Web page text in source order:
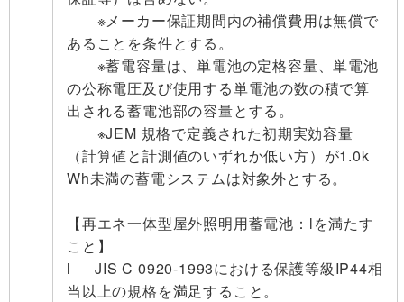
※メーカー保証期間内の補償費用は無償で
あることを条件とする。
※蓄電容量は、単電池の定格容量、単電池
の公称電圧及び使用する単電池の数の積で算
出される蓄電池部の容量とする。
※JEM 規格で定義された初期実効容量
（計算値と計測値のいずれか低い方）が1.0k
Wh未満の蓄電システムは対象外とする。
【再エネ一体型屋外照明用蓄電池：lを満たす
こと】
l JIS C 0920-1993における保護等級IP44相
当以上の規格を満足すること。